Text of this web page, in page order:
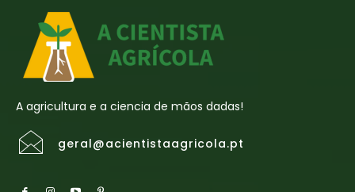
A agricultura e a ciencia de mãos dadas!
geral@acientistaagricola.pt